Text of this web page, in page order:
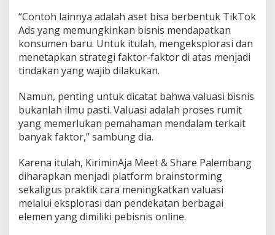
“Contoh lainnya adalah aset bisa berbentuk TikTok
Ads yang memungkinkan bisnis mendapatkan
konsumen baru. Untuk itulah, mengeksplorasi dan
menetapkan strategi faktor-faktor di atas menjadi
tindakan yang wajib dilakukan.
Namun, penting untuk dicatat bahwa valuasi bisnis
bukanlah ilmu pasti. Valuasi adalah proses rumit
yang memerlukan pemahaman mendalam terkait
banyak faktor,” sambung dia.
Karena itulah, KiriminAja Meet & Share Palembang
diharapkan menjadi platform brainstorming
sekaligus praktik cara meningkatkan valuasi
melalui eksplorasi dan pendekatan berbagai
elemen yang dimiliki pebisnis online.